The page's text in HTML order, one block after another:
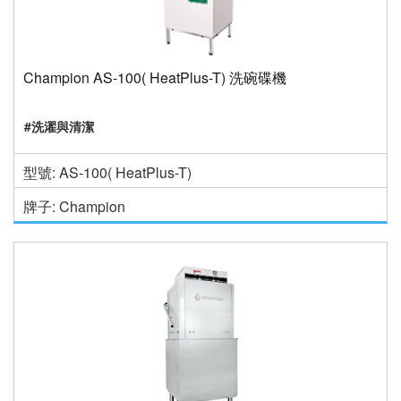
Champion AS-100( HeatPlus-T) 洗碗碟機
#洗濯與清潔
型號: AS-100( HeatPlus-T)
牌子: Champion